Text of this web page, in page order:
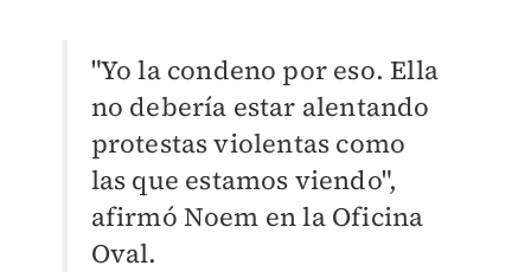
"Yo la condeno por eso. Ella
no debería estar alentando
protestas violentas como
las que estamos viendo",
afirmó Noem en la Oficina
Oval.